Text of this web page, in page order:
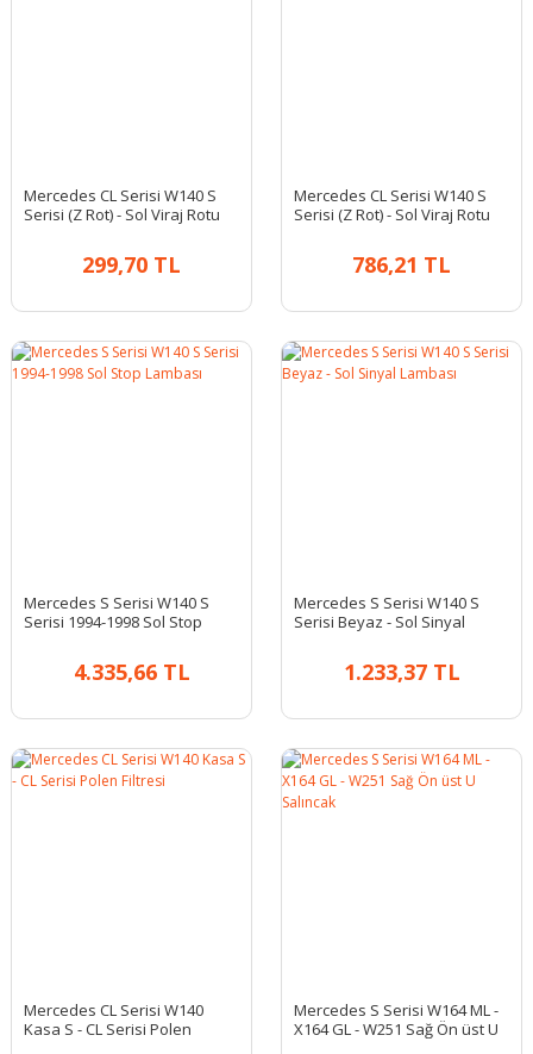
Mercedes CL Serisi W140 S
Serisi (Z Rot) - Sol Viraj Rotu
299,70 TL
Mercedes CL Serisi W140 S
Serisi (Z Rot) - Sol Viraj Rotu
786,21 TL
Mercedes S Serisi W140 S
Serisi 1994-1998 Sol Stop
4.335,66 TL
Mercedes S Serisi W140 S
Serisi Beyaz - Sol Sinyal
1.233,37 TL
Mercedes CL Serisi W140
Kasa S - CL Serisi Polen
Mercedes S Serisi W164 ML -
X164 GL - W251 Sağ Ön üst U